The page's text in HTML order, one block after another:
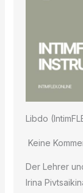
Libdo
Keine
Der Lehrer
Irina